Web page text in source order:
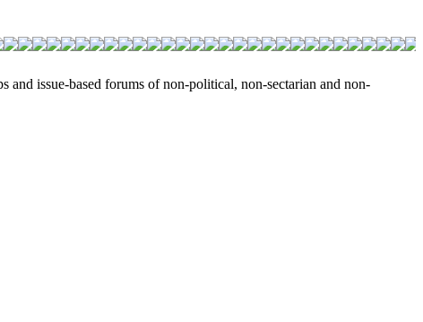
and issue-based forums of non-political, non-sectarian and non-